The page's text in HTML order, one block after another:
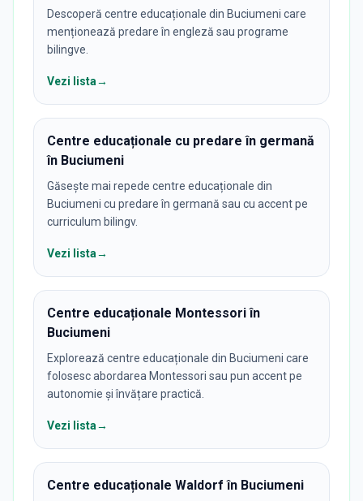
Descoperă centre educaționale din Buciumeni care
menționează predare în engleză sau programe
bilingve.
Vezi lista→
Centre educaționale cu predare în germană
în Buciumeni
Găsește mai repede centre educaționale din
Buciumeni cu predare în germană sau cu accent pe
curriculum bilingv.
Vezi lista→
Centre educaționale Montessori în
Buciumeni
Explorează centre educaționale din Buciumeni care
folosesc abordarea Montessori sau pun accent pe
autonomie și învățare practică.
Vezi lista→
Centre educaționale Waldorf în Buciumeni